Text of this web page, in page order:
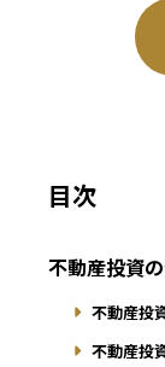
目次
不動産投資
不動産投
不動産投